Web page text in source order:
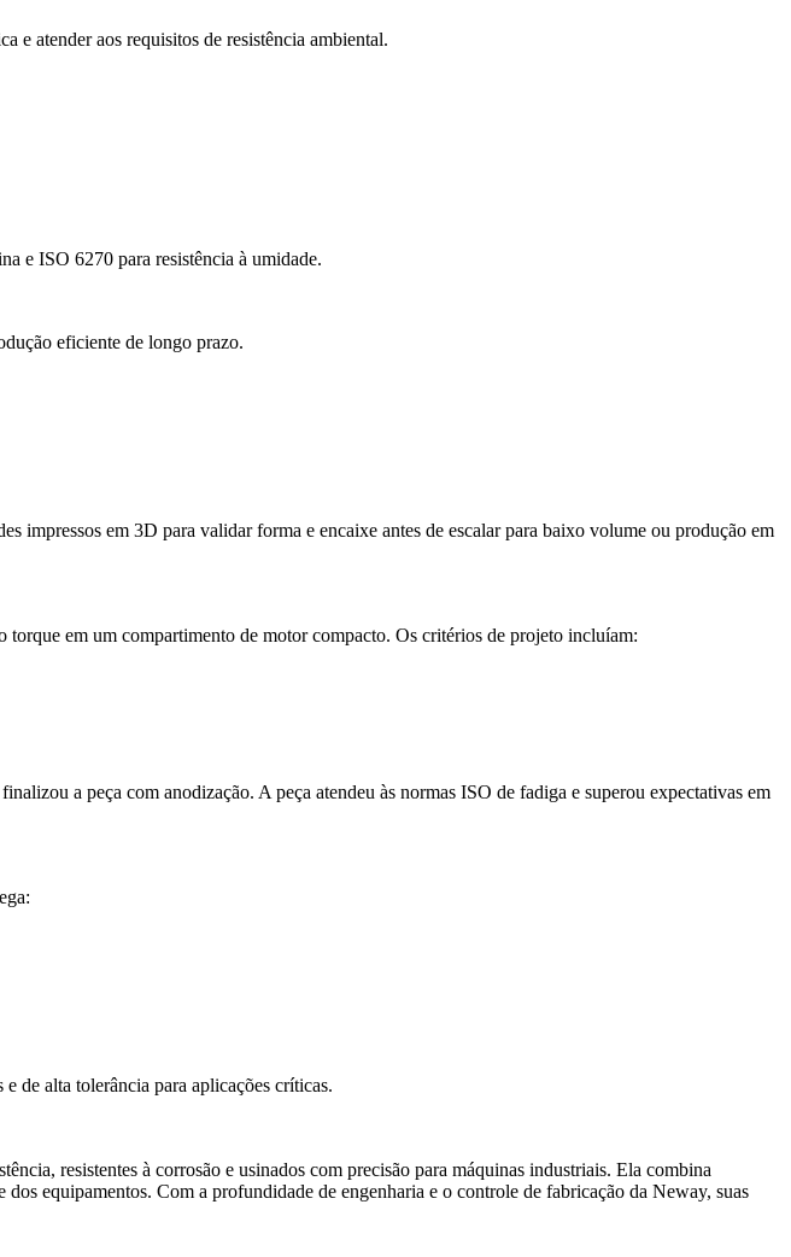
e atender aos requisitos de resistência ambiental.
e ISO 6270 para resistência à umidade.
eficiente de longo prazo.
impressos em 3D para validar forma e encaixe antes de escalar para baixo volume ou produção em
em um compartimento de motor compacto. Os critérios de projeto incluíam:
a peça com anodização. A peça atendeu às normas ISO de fadiga e superou expectativas em
de alta tolerância para aplicações críticas.
resistentes à corrosão e usinados com precisão para máquinas industriais. Ela combina
equipamentos. Com a profundidade de engenharia e o controle de fabricação da Neway, suas